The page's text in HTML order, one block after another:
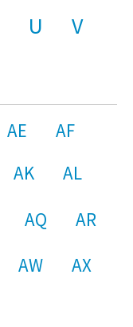
U
V
AE
AF
AK
AL
AQ
AR
AW
AX